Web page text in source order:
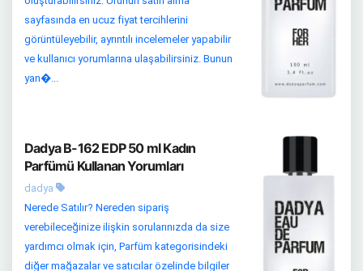
sayfasında en ucuz fiyat tercihlerini
görüntüleyebilir, ayrıntılı incelemeler yapabilir
ve kullanıcı yorumlarına ulaşabilirsiniz. Bunun
yan�...
Dadya B-162 EDP 50 ml Kadın
Parfümü Kullanan Yorumları
dadya
Nerede Satılır? Nereden sipariş
verebileceğinize ilişkin sorularınızda da size
yardımcı olmak için, Parfüm kategorisindeki
diğer mağazalar ve satıcılar özelinde bilgiler